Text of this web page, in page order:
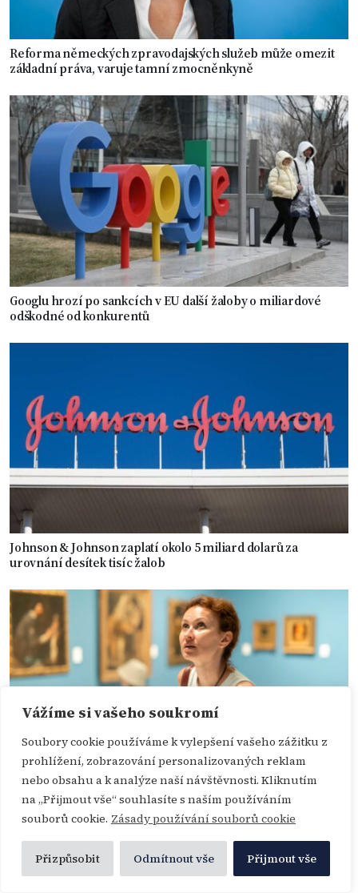
Vážíme si vašeho soukromí
Soubory cookie používáme k vylepšení vašeho zážitku z
prohlížení, zobrazování personalizovaných reklam
nebo obsahu a k analýze naší návštěvnosti. Kliknutím
na „Přijmout vše“ souhlasíte s naším používáním
souborů cookie. Zásady používání souborů cookie
Přizpůsobit Odmítnout vše Přijmout vše
Reforma německých zpravodajských služeb může omezit
základní práva, varuje tamní zmocněnkyně
Googlu hrozí po sankcích v EU další žaloby o miliardové
odškodné od konkurentů
Johnson & Johnson zaplatí okolo 5 miliard dolarů za
urovnání desítek tisíc žalob
Proč starověká medicína spojuje krásu a ušlechtilé umění se
zdravím